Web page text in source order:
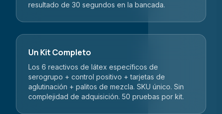
resultado de 30 segundos en la bancada.
Un Kit Completo
Los 6 reactivos de látex específicos de
serogrupo + control positivo + tarjetas de
aglutinación + palitos de mezcla. SKU único. Sin
complejidad de adquisición. 50 pruebas por kit.